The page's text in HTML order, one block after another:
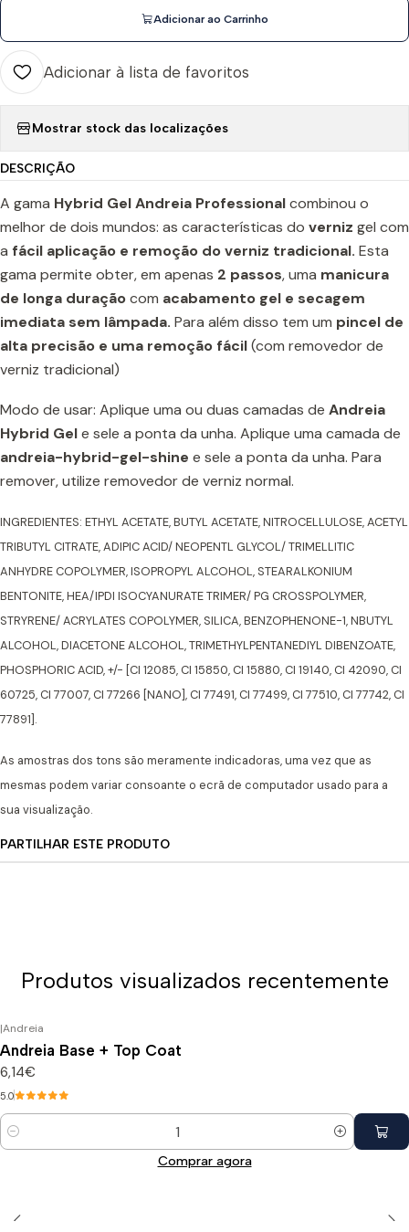
Adicionar ao Carrinho
Adicionar à lista de favoritos
Mostrar stock das localizações
DESCRIÇÃO
A gama Hybrid Gel Andreia Professionalcombinou o
melhor de dois mundos: as características do verniz gel com
a fácil aplicação e remoção do verniz tradicional. Esta
gama permite obter, em apenas 2 passos, uma manicura
de longa duraçãocom acabamento gel e secagem
imediata sem lâmpada. Para além disso tem um pincel de
alta precisão e uma remoção fácil(com removedor de
verniz tradicional)
Modo de usar: Aplique uma ou duas camadas de Andreia
Hybrid Gele sele a ponta da unha. Aplique uma camada de
andreia-hybrid-gel-shine e sele a ponta da unha. Para
remover, utilize removedor de verniz normal.
INGREDIENTES: ETHYL ACETATE, BUTYL ACETATE, NITROCELLULOSE, ACETYL
TRIBUTYL CITRATE, ADIPIC ACID/ NEOPENTL GLYCOL/ TRIMELLITIC
ANHYDRE COPOLYMER, ISOPROPYL ALCOHOL, STEARALKONIUM
BENTONITE, HEA/IPDI ISOCYANURATE TRIMER/ PG CROSSPOLYMER,
STRYRENE/ ACRYLATES COPOLYMER, SILICA, BENZOPHENONE-1, NBUTYL
ALCOHOL, DIACETONE ALCOHOL, TRIMETHYLPENTANEDIYL DIBENZOATE,
PHOSPHORIC ACID, +/- [CI 12085, CI 15850, CI 15880, CI 19140, CI 42090, CI
60725, CI 77007, CI 77266 [NANO], CI 77491, CI 77499, CI 77510, CI 77742, CI
77891].
As amostras dos tons são meramente indicadoras, uma vez que as
mesmas podem variar consoante o ecrã de computador usado para a
sua visualização.
PARTILHAR ESTE PRODUTO
Produtos visualizados recentemente
|Andreia
Andreia Base + Top Coat
6,14€
5.0
Quantidade
Comprar agora